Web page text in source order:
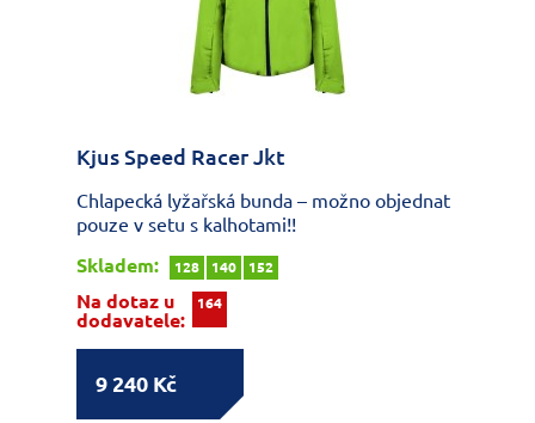
Kjus Speed Racer Jkt
Chlapecká lyžařská bunda – možno objednat
pouze v setu s kalhotami!!
Skladem:
128 140 152
Na dotaz u
dodavatele:
164
9 240 Kč